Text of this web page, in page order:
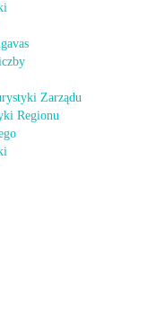
Zarządu
Regionu